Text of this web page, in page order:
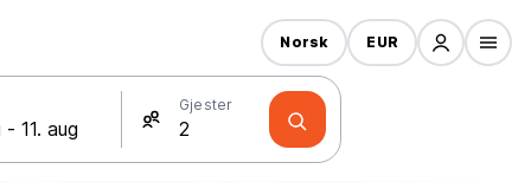
Gjester
Norsk EUR